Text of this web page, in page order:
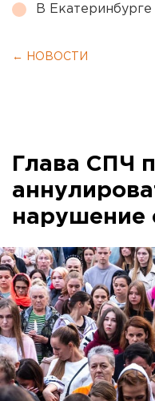
В
← НОВОСТИ
Глава СПЧ
нарушение